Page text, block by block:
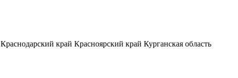
Краснодарский край Красноярский край Курганская область